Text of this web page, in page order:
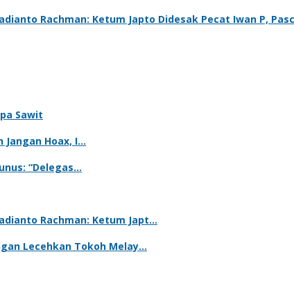
Rachman: Ketum Japto Didesak Pecat Iwan P,
Sawit
Jangan Hoax, I…
“Delegas…
Rachman: Ketum Japt…
Lecehkan Tokoh Melay…